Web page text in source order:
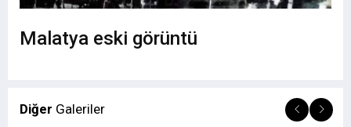
Malatya eski görüntü
Diğer Galeriler